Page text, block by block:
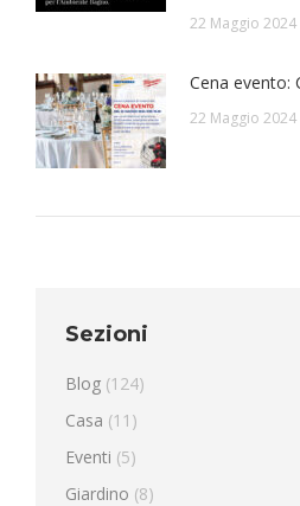
22 Maggio 2024
Cena evento:
22 Maggio 2024
Sezioni
Blog (124)
Casa (11)
Eventi (5)
Giardino (8)